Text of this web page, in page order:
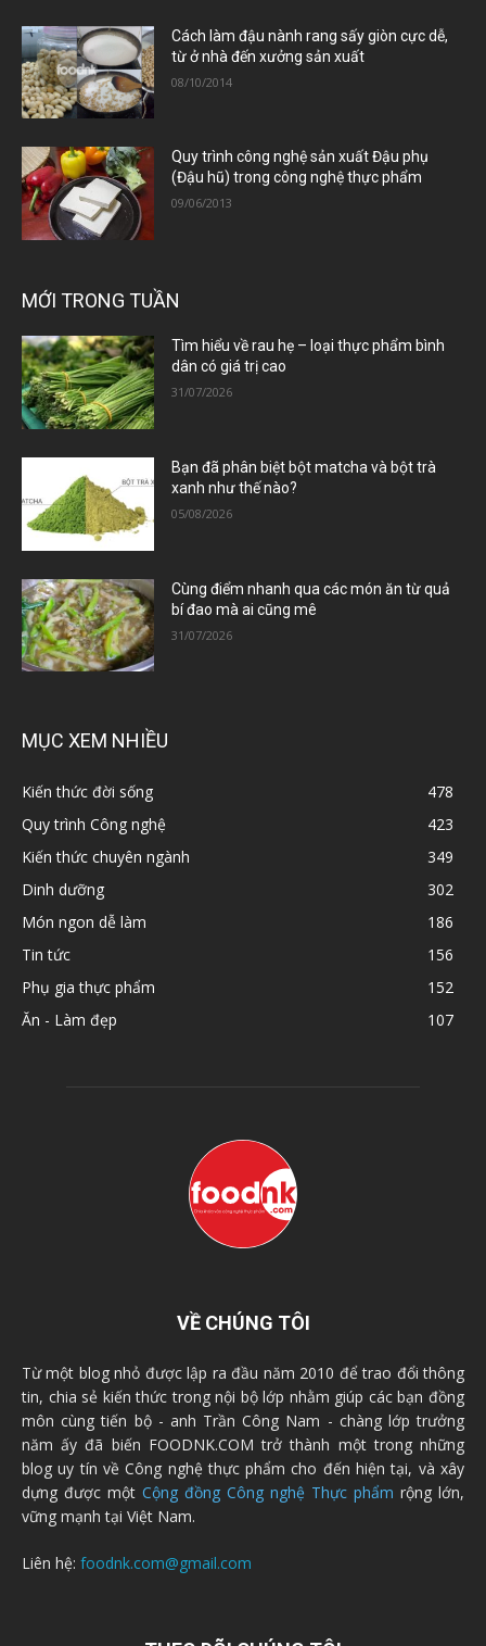
Cách làm đậu nành rang sấy giòn cực dễ,
từ ở nhà đến xưởng sản xuất
08/10/2014
Quy trình công nghệ sản xuất Đậu phụ
(Đậu hũ) trong công nghệ thực phẩm
09/06/2013
MỚI TRONG TUẦN
Tìm hiểu về rau hẹ – loại thực phẩm bình
dân có giá trị cao
31/07/2026
Bạn đã phân biệt bột matcha và bột trà
xanh như thế nào?
05/08/2026
Cùng điểm nhanh qua các món ăn từ quả
bí đao mà ai cũng mê
31/07/2026
MỤC XEM NHIỀU
Kiến thức đời sống
478
Quy trình Công nghệ
423
Kiến thức chuyên ngành
349
Dinh dưỡng
302
Món ngon dễ làm
186
Tin tức
156
Phụ gia thực phẩm
152
Ăn - Làm đẹp
107
VỀ CHÚNG TÔI
Từ một blog nhỏ được lập ra đầu năm 2010 để trao đổi thông
tin, chia sẻ kiến thức trong nội bộ lớp nhằm giúp các bạn đồng
môn cùng tiến bộ - anh Trần Công Nam - chàng lớp trưởng
năm ấy đã biến FOODNK.COM trở thành một trong những
blog uy tín về Công nghệ thực phẩm cho đến hiện tại, và xây
dựng được một Cộng đồng Công nghệ Thực phẩm rộng lớn,
vững mạnh tại Việt Nam.
Liên hệ: foodnk.com@gmail.com